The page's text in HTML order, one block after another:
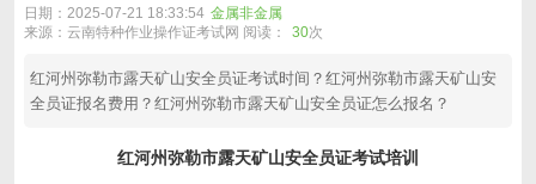
日期：2025-07-21 18:33:54 金属非金属
来源：云南特种作业操作证考试网 阅读：
30次
红河州弥勒市露天矿山安全员证考试时间？红河州弥勒市露天矿山安
全员证报名费用？红河州弥勒市露天矿山安全员证怎么报名？
红河州弥勒市露天矿山安全员证考试培训